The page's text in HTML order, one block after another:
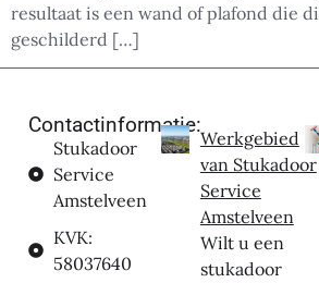
resultaat is een wand of plafond die
geschilderd […]
Contactinformatie:
Stukadoor
Service
Amstelveen
KVK:
58037640
Werkgebied
van Stukadoor
Service
Amstelveen
Wilt u een
stukadoor